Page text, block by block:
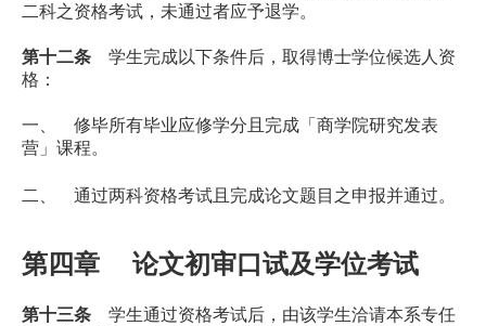
二科之资格考试，未通过者应予退学。
第十二条 学生完成以下条件后，取得博士学位候选人资
格：
一、 修毕所有毕业应修学分且完成「商学院研究发表
营」课程。
二、 通过两科资格考试且完成论文题目之申报并通过。
第四章 论文初审口试及学位考试
第十三条 学生通过资格考试后，由该学生洽请本系专任